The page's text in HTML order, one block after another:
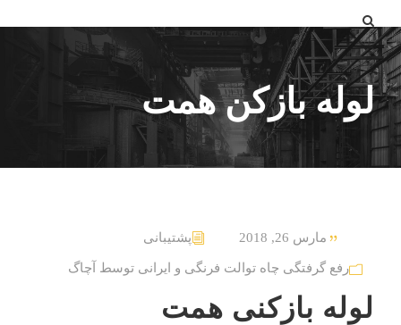
لوله بازکن همت
مارس 26, 2018 پشتیبانی
رفع گرفتگی چاه توالت فرنگی و ایرانی توسط آچاگ
لوله بازکنی همت